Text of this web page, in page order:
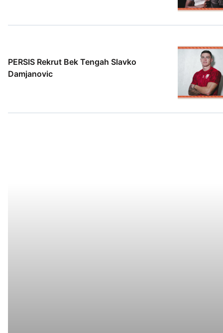
PERSIS Rekrut Bek Tengah Slavko
Damjanovic